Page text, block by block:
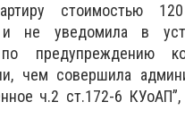
стоимостью
не уведомила в
по предупреждению
чем совершила
ч.2 ст.172-6